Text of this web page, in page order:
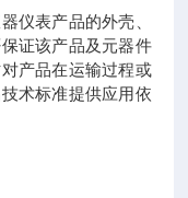
仪表产品的外壳、
证该产品及元器件
产品在运输过程或
术标准提供应用依